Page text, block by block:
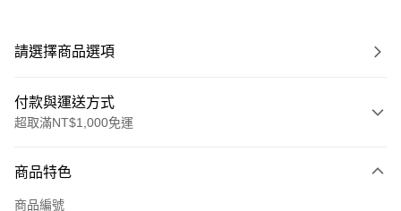
請選擇商品選項
付款與運送方式
超取滿NT$1,000免運
信用卡一次付款
商品特色
商品編號